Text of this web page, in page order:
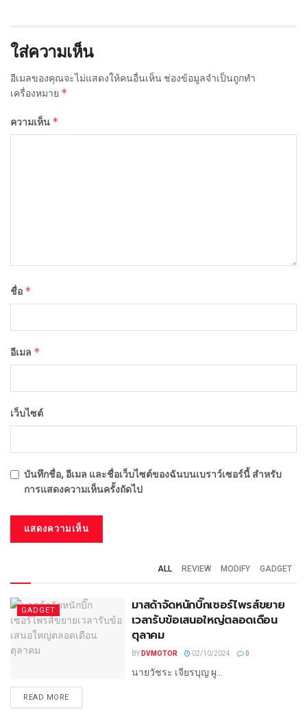
ใส่ความเห็น
อีเมลของคุณจะไม่แสดงให้คนอื่นเห็น ช่องข้อมูลจำเป็นถูกทำ
เครื่องหมาย *
ความเห็น *
ชื่อ *
อีเมล *
เว็บไซต์
บันทึกชื่อ, อีเมล และชื่อเว็บไซต์ของฉันบนเบราว์เซอร์นี้ สำหรับ
การแสดงความเห็นครั้งถัดไป
ALL REVIEW MODIFY GADGET
GADGET
มาสด้าจัดหนักบิ๊กเซอร์ไพรส์ขยาย
เวลารับข้อเสนอใหญ่ตลอดเดือน
ตุลาคม
BY DVMOTOR 02/10/2024 0
นายวัชระ เจียรบุญ ผู...
READ MORE